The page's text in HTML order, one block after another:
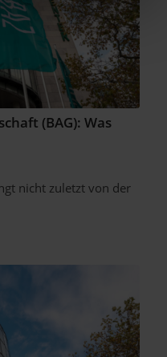
(BAG): Was
nicht zuletzt von der